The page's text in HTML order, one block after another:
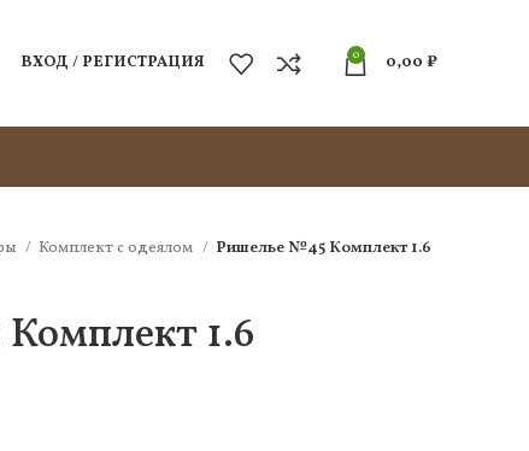
ВХОД / РЕГИСТРАЦИЯ 0 0,00 ₽
Комплект c одеялом Ришелье №45 Комплект 1.6
1.6